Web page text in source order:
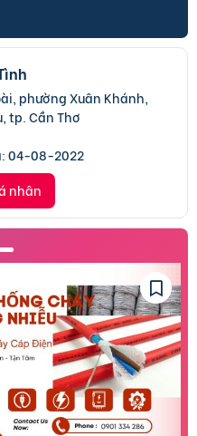
phường Xuân Khánh,
tp. Cần Thơ
04-08-2022
nhân